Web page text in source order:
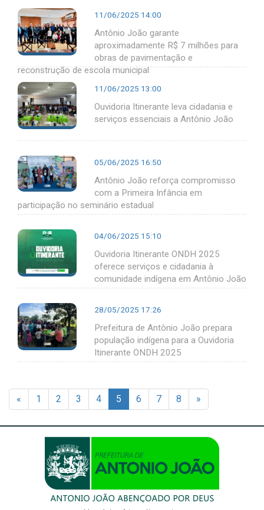
11/06/2025 14:00
Antônio João garante
aproximadamente R$ 7 milhões para
obras de pavimentação e
reconstrução de escola municipal
11/06/2025 13:00
Ouvidoria Itinerante leva cidadania e
serviços essenciais a Antônio João
05/06/2025 16:50
Antônio João reforça compromisso
com a Primeira Infância em
participação no seminário estadual
04/06/2025 15:10
Ouvidoria Itinerante ONDH 2025
oferece serviços e cidadania à
comunidade indígena em Antônio João
28/05/2025 17:26
Prefeitura de Antônio João prepara
população indígena para a Ouvidoria
Itinerante ONDH 2025
« 1 2 3 4 5 6 7 8 »